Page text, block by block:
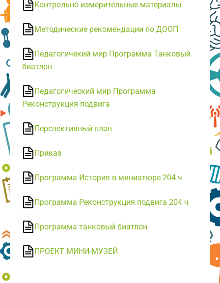
Контрольно измерительные материалы
Методические рекомендации по ДООП
Педагогичекий мир Программа Танковый
биатлон
Педагогический мир Программа
Реконструкция подвига
Перспективный план
Приказ
Программа История в миниатюре 204 ч
Программа Реконструкция подвига 204 ч
Программа танковый биатлон
ПРОЕКТ МИНИ-МУЗЕЙ